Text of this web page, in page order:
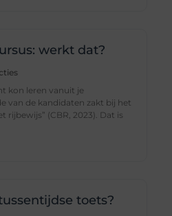
werkt dat?
kon leren vanuit je
van de kandidaten zakt bij het
rijbewijs” (CBR, 2023). Dat is
toets?